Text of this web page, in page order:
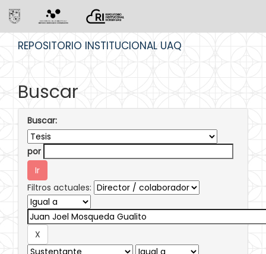
REPOSITORIO INSTITUCIONAL UAQ
Buscar
Buscar:
por
Filtros actuales: